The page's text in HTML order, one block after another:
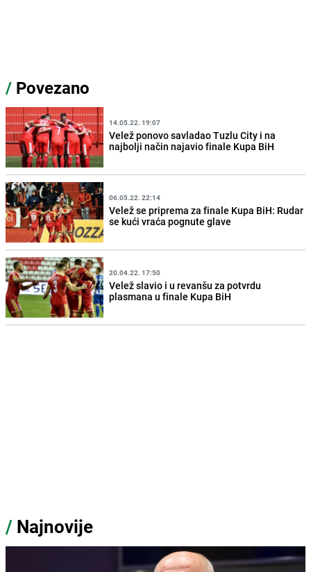
/ Povezano
14.05.22. 19:07
Velež ponovo savladao Tuzlu City i na
najbolji način najavio finale Kupa BiH
06.05.22. 22:14
Velež se priprema za finale Kupa BiH: Rudar
se kući vraća pognute glave
20.04.22. 17:50
Velež slavio i u revanšu za potvrdu
plasmana u finale Kupa BiH
/ Najnovije